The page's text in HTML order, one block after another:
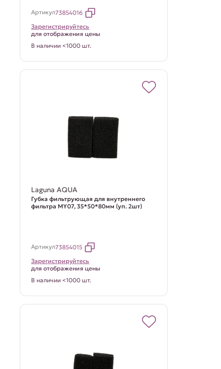
Артикул73854016
Зарегистрируйтесь
для отображения цены
В наличии <1000 шт.
Laguna AQUA
Губка фильтрующая для внутреннего
фильтра MY07, 35*50*80мм (уп. 2шт)
Артикул73854015
Зарегистрируйтесь
для отображения цены
В наличии <1000 шт.